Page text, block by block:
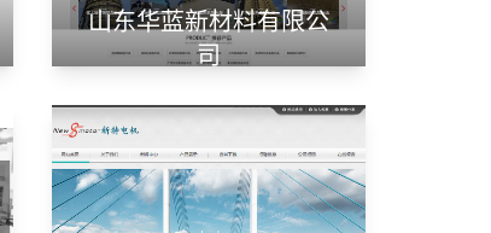
山东华蓝新材料有限公
司